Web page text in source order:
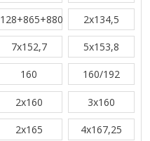
128+865+880 2x134,5
7x152,7 5x153,8
160 160/192
2x160 3x160
2x165 4x167,25